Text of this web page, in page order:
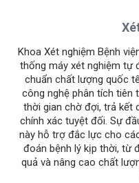
Khoa Xét nghiệm Bệnh
thống máy xét nghiệm tự
chuẩn chất lượng quốc
công nghệ phân tích tiên
thời gian chờ đợi, trả kết
chính xác tuyệt đối. Sự
này hỗ trợ đắc lực cho
đoán bệnh lý kịp thời, từ
quả và nâng cao chất